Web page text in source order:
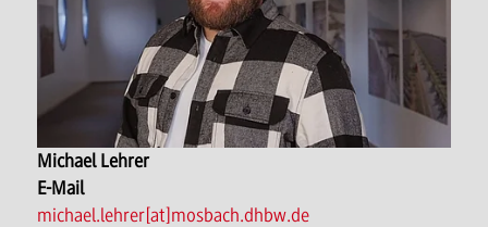
Michael Lehrer
E-Mail
michael.lehrer[at]mosbach.dhbw.de